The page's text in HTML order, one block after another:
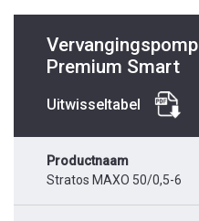
Premium Smart
Uitwisseltabel
Productnaam
Stratos MAXO 50/0,5-6